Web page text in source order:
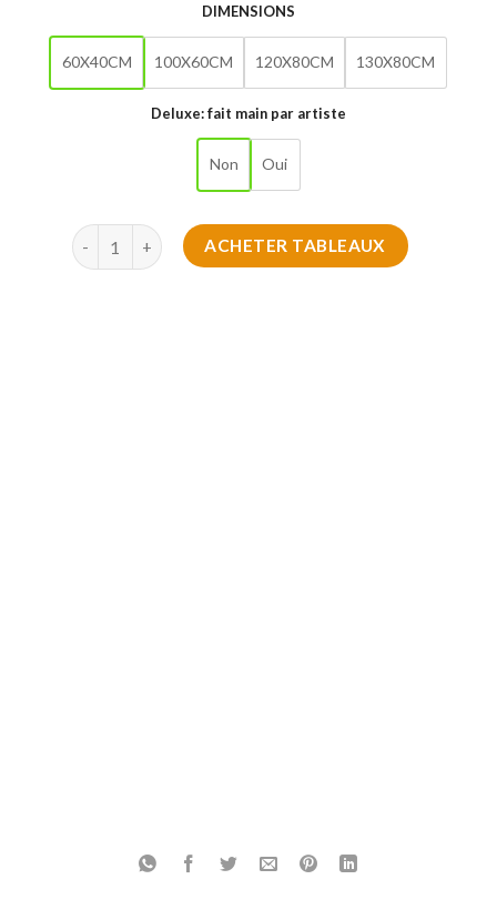
DIMENSIONS
60X40CM 100X60CM 120X80CM 130X80CM
Deluxe: fait main par artiste
Non Oui
quantité de Fusée de Couleurs 2025
ACHETER TABLEAUX